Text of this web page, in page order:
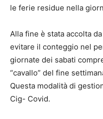
le ferie residue nella
Alla fine è stata accolta
evitare il conteggio nel
giornate dei sabati
“cavallo” del fine
Questa modalità di
Cig- Covid.